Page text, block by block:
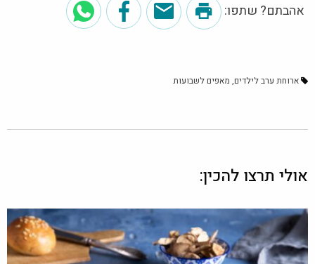
אהבתם? שתפו:
ארוחת ערב לילדים מאפים לשבועות
אולי תרצו להכין: